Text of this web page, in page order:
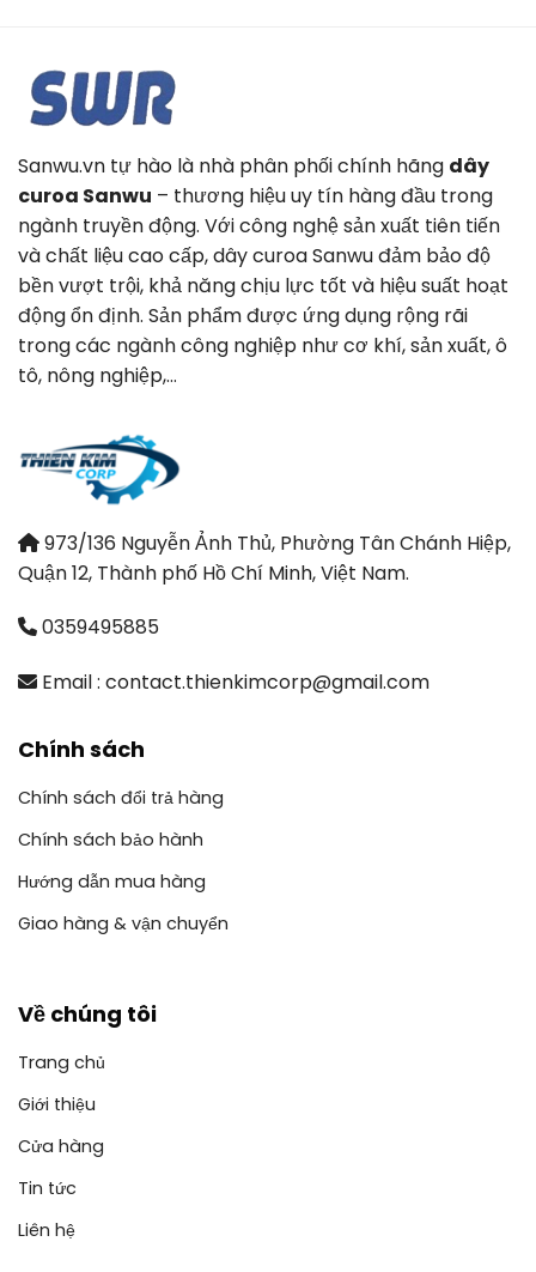
Sanwu.vn tự hào là nhà phân phối chính hãng dây
curoa Sanwu – thương hiệu uy tín hàng đầu trong
ngành truyền động. Với công nghệ sản xuất tiên tiến
và chất liệu cao cấp, dây curoa Sanwu đảm bảo độ
bền vượt trội, khả năng chịu lực tốt và hiệu suất hoạt
động ổn định. Sản phẩm được ứng dụng rộng rãi
trong các ngành công nghiệp như cơ khí, sản xuất, ô
tô, nông nghiệp,…
973/136 Nguyễn Ảnh Thủ, Phường Tân Chánh Hiệp,
Quận 12, Thành phố Hồ Chí Minh, Việt Nam.
0359495885
Email : contact.thienkimcorp@gmail.com
Chính sách
Chính sách đổi trả hàng
Chính sách bảo hành
Hướng dẫn mua hàng
Giao hàng & vận chuyển
Về chúng tôi
Trang chủ
Giới thiệu
Cửa hàng
Tin tức
Liên hệ